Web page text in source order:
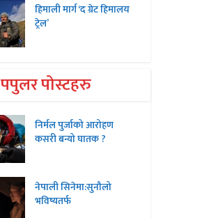
हिमाली मार्ग ‘द ग्रेट हिमालय
ट्रेल’
पपुलर पोस्टहरु
निर्मल पुर्जाको आरोहण
कसरी बन्यो घातक ?
नेपाली सिनेमा:सुनौलो
भविष्यतर्फ